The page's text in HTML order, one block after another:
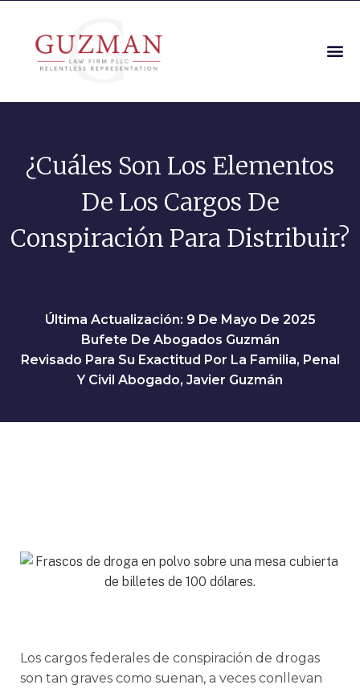
¿Cuáles Son Los Elementos
De Los Cargos De
Conspiración Para Distribuir?
Última Actualización: 9 De Mayo De 2025
Bufete De Abogados Guzmán
Revisado Para Su Exactitud Por La Familia, Penal
Y Civil Abogado, Javier Guzmán
Los cargos federales de conspiración de drogas
son tan graves como suenan, a veces conllevan